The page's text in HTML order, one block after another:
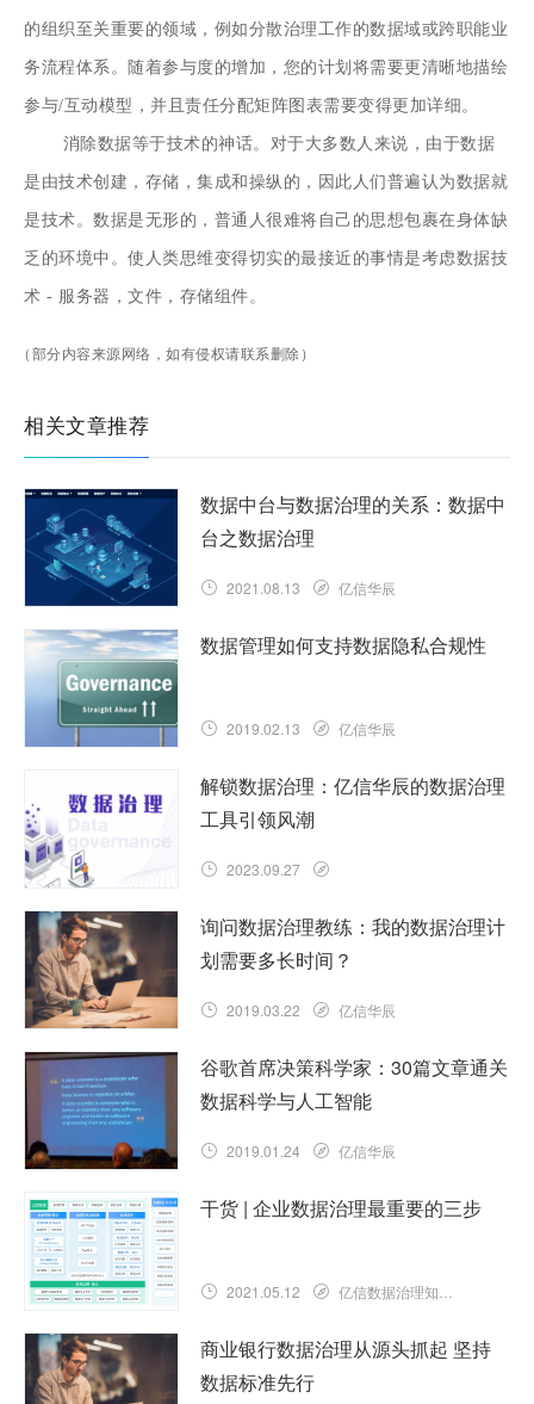
的组织至关重要的领域，例如分散治理工作的数据域或跨职能业
务流程体系。随着参与度的增加，您的计划将需要更清晰地描绘
参与/互动模型，并且责任分配矩阵图表需要变得更加详细。
消除数据等于技术的神话。对于大多数人来说，由于数据
是由技术创建，存储，集成和操纵的，因此人们普遍认为数据就
是技术。数据是无形的，普通人很难将自己的思想包裹在身体缺
乏的环境中。使人类思维变得切实的最接近的事情是考虑数据技
术 - 服务器，文件，存储组件。
（部分内容来源网络，如有侵权请联系删除）
相关文章推荐
数据中台与数据治理的关系：数据中
台之数据治理
2021.08.13 亿信华辰
数据管理如何支持数据隐私合规性
2019.02.13 亿信华辰
解锁数据治理：亿信华辰的数据治理
工具引领风潮
2023.09.27
询问数据治理教练：我的数据治理计
划需要多长时间？
2019.03.22 亿信华辰
谷歌首席决策科学家：30篇文章通关
数据科学与人工智能
2019.01.24 亿信华辰
干货 | 企业数据治理最重要的三步
2021.05.12 亿信数据治理知识库
商业银行数据治理从源头抓起 坚持
数据标准先行